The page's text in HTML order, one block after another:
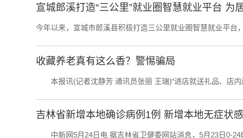
宣城郎溪打造“三公里”就业圈智慧就业平台 为
今年以来，宣城市郎溪县积极打造三公里就业圈智慧就业平台
收藏养老真有这么香？警惕骗局
本报讯(记者沈静芳 通讯员张丽 王瑞)“进店就送礼品、店内
吉林省新增本地确诊病例1例 新增本地无症状
中新网5月24日电 据吉林省卫健委网站消息，5月23日0-24